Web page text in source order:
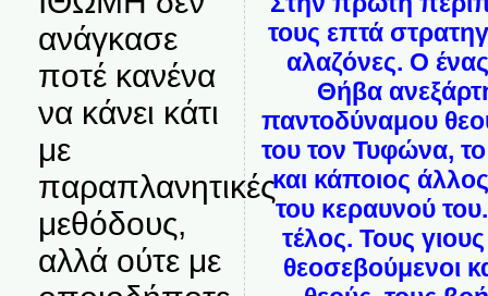
ανάγκασε
ποτέ κανένα
να κάνει κάτι
με
παραπλανητικές
μεθόδους,
αλλά ούτε με
τους επτά
αλαζόνες. Ο
Θήβα
παντοδύναμου
του τον Τυφώνα,
και κάποιος
του κεραυνού
τέλος. Τους
θεοσεβούμενοι